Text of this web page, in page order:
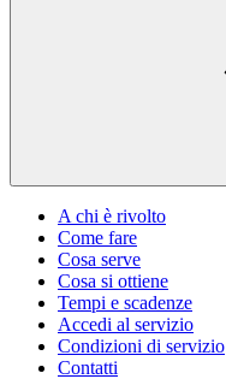
A chi è rivolto
Come fare
Cosa serve
Cosa si ottiene
Tempi e scadenze
Accedi al servizio
Condizioni di servizio
Contatti